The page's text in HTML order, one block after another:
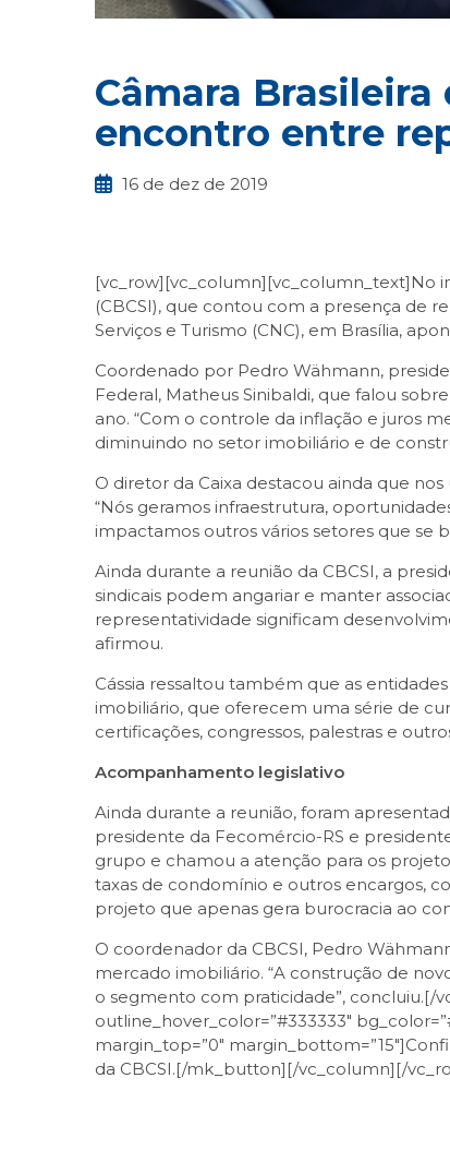
Câmara
encontro entre
16 de dez de 2019
[vc_row][vc_column][vc_column_text]No
(CBCSI), que contou com a presença de
Serviços e Turismo (CNC), em Brasília,
Coordenado por Pedro Wähmann,
Federal, Matheus Sinibaldi, que falou
ano. “Com o controle da inflação e juros
diminuindo no setor imobiliário e de
O diretor da Caixa destacou ainda que
“Nós geramos infraestrutura,
impactamos outros vários setores que se
Ainda durante a reunião da CBCSI, a
sindicais podem angariar e manter
representatividade significam
afirmou.
Cássia ressaltou também que as
imobiliário, que oferecem uma série de
certificações, congressos, palestras e
Acompanhamento legislativo
Ainda durante a reunião, foram
presidente da Fecomércio-RS e
grupo e chamou a atenção para os
taxas de condomínio e outros encargos,
projeto que apenas gera burocracia ao
O coordenador da CBCSI, Pedro
mercado imobiliário. “A construção de
o segmento com praticidade”, concluiu.[/
outline_hover_color=”#333333″
margin_top=”0″
da CBCSI.[/mk_button][/vc_column][/